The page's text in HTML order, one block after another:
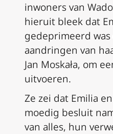
inwoners van
hieruit bleek dat
gedeprimeerd
aandringen van
Jan Moskała, om
uitvoeren.
Ze zei dat Emilia
moedig besluit
van alles, hun